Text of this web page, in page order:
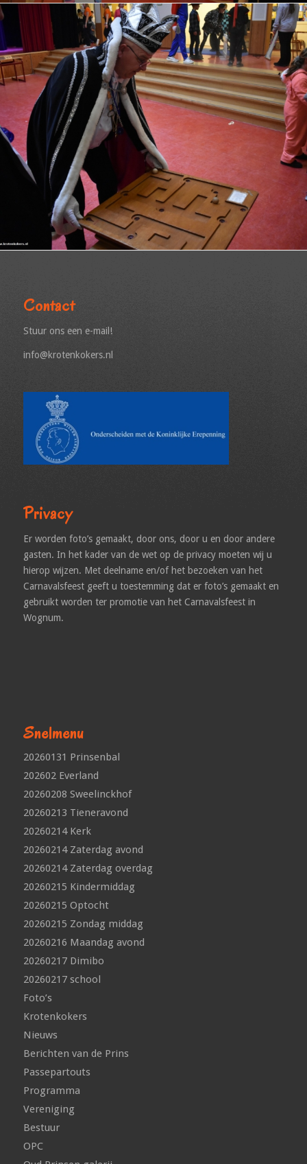
Contact
Stuur ons een e-mail!
info@krotenkokers.nl
Privacy
Er worden foto’s gemaakt, door ons, door u en door andere
gasten. In het kader van de wet op de privacy moeten wij u
hierop wijzen. Met deelname en/of het bezoeken van het
Carnavalsfeest geeft u toestemming dat er foto’s gemaakt en
gebruikt worden ter promotie van het Carnavalsfeest in
Wognum.
Snelmenu
20260131 Prinsenbal
202602 Everland
20260208 Sweelinckhof
20260213 Tieneravond
20260214 Kerk
20260214 Zaterdag avond
20260214 Zaterdag overdag
20260215 Kindermiddag
20260215 Optocht
20260215 Zondag middag
20260216 Maandag avond
20260217 Dimibo
20260217 school
Foto’s
Krotenkokers
Nieuws
Berichten van de Prins
Passepartouts
Programma
Vereniging
Bestuur
OPC